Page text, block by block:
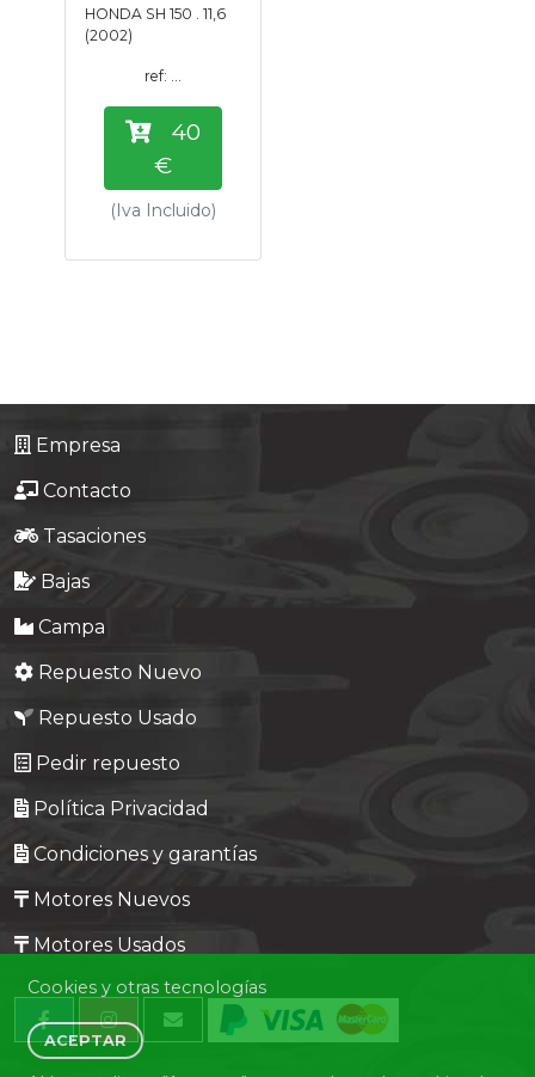
Tasaciones
Formulario
Empresa
Contacto
HONDA SH 150 . 11,6
(2002)
ref: ...
40
€
(Iva Incluido)
Empresa
Contacto
Tasaciones
Bajas
Campa
Repuesto Nuevo
Repuesto Usado
Pedir repuesto
Política Privacidad
Condiciones y garantías
Motores Nuevos
Motores Usados
Cookies y otras tecnologías
ACEPTAR